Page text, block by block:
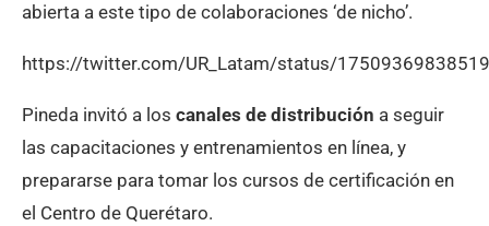
abierta a este tipo de colaboraciones ‘de nicho’.
https://twitter.com/UR_Latam/status/
Pineda invitó a los canales de distribución a seguir
las capacitaciones y entrenamientos en línea, y
prepararse para tomar los cursos de certificación en
el Centro de Querétaro.